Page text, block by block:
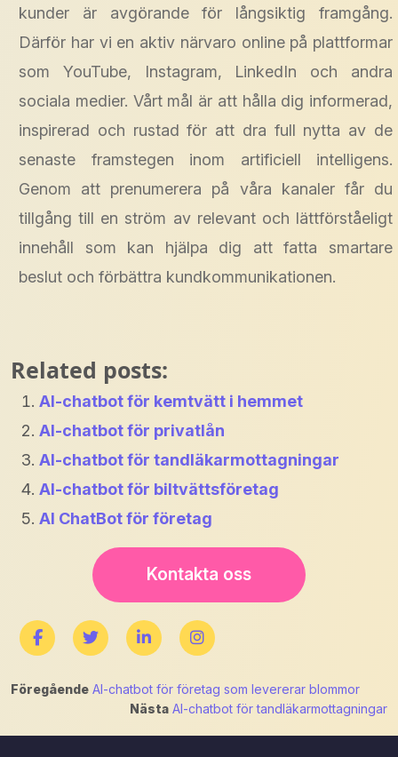
kunder är avgörande för långsiktig framgång.
Därför har vi en aktiv närvaro online på plattformar
som YouTube, Instagram, LinkedIn och andra
sociala medier. Vårt mål är att hålla dig informerad,
inspirerad och rustad för att dra full nytta av de
senaste framstegen inom artificiell intelligens.
Genom att prenumerera på våra kanaler får du
tillgång till en ström av relevant och lättförståeligt
innehåll som kan hjälpa dig att fatta smartare
beslut och förbättra kundkommunikationen.
Related posts:
AI-chatbot för kemtvätt i hemmet
AI-chatbot för privatlån
AI-chatbot för tandläkarmottagningar
AI-chatbot för biltvättsföretag
AI ChatBot för företag
Kontakta oss
Inläggsnavigering
Föregående AI-chatbot för företag som levererar blommor
Nästa AI-chatbot för tandläkarmottagningar